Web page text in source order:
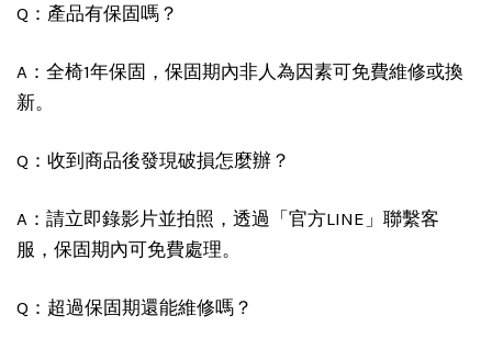
Q：產品有保固嗎？
A：全椅1年保固，保固期內非人為因素可免費維修或換
新。
Q：收到商品後發現破損怎麼辦？
A：請立即錄影片並拍照，透過「官方LINE」聯繫客
服，保固期內可免費處理。
Q：超過保固期還能維修嗎？